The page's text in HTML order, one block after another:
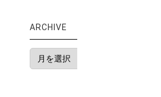
ARCHIVE